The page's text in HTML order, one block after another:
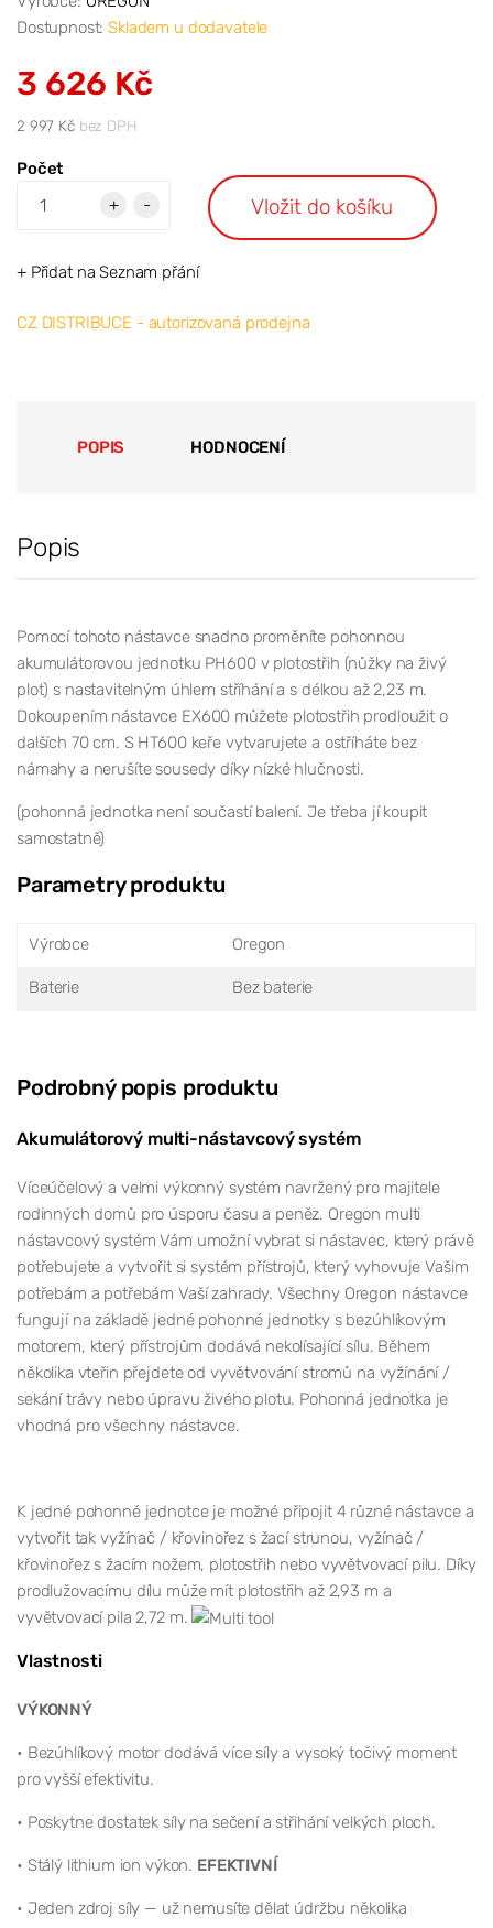
Dostupnost:Skladem u dodavatele
3 626 Kč
2 997 Kčbez DPH
Počet
+
- Vložit do košíku
+ Přidat na Seznam přání
CZ DISTRIBUCE - autorizovaná prodejna
POPIS HODNOCENÍ
Popis
Pomocí tohoto nástavce snadno proměníte pohonnou
akumulátorovou jednotku PH600 v plotostřih (nůžky na živý
plot) s nastavitelným úhlem stříhání a s délkou až 2,23 m.
Dokoupením nástavce EX600 můžete plotostřih prodloužit o
dalších 70 cm. S HT600 keře vytvarujete a ostříháte bez
námahy a nerušíte sousedy díky nízké hlučnosti.
(pohonná jednotka není součastí balení. Je třeba jí koupit
samostatně)
Parametry produktu
Výrobce Oregon
Baterie Bez baterie
Podrobný popis produktu
Akumulátorový multi-nástavcový systém
Víceúčelový a velmi výkonný systém navržený pro majitele
rodinných domů pro úsporu času a peněz. Oregon multi
nástavcový systém Vám umožní vybrat si nástavec, který právě
potřebujete a vytvořit si systém přístrojů, který vyhovuje Vašim
potřebám a potřebám Vaší zahrady. Všechny Oregon nástavce
fungují na základě jedné pohonné jednotky s bezúhlíkovým
motorem, který přístrojům dodává nekolísající sílu. Během
několika vteřin přejdete od vyvětvování stromů na vyžínání /
sekání trávy nebo úpravu živého plotu. Pohonná jednotka je
vhodná pro všechny nástavce.
K jedné pohonné jednotce je možné připojit 4 různé nástavce a
vytvořit tak vyžínač / křovinořez s žací strunou, vyžínač /
křovinořez s žacím nožem, plotostřih nebo vyvětvovací pilu. Díky
prodlužovacímu dílu může mít plotostřih až 2,93 m a
vyvětvovací pila 2,72 m.
Vlastnosti
VÝKONNÝ
• Bezúhlíkový motor dodává více síly a vysoký točivý moment
pro vyšší efektivitu.
• Poskytne dostatek síly na sečení a střihání velkých ploch.
• Stálý lithium ion výkon. EFEKTIVNÍ
• Jeden zdroj síly — už nemusíte dělat údržbu několika